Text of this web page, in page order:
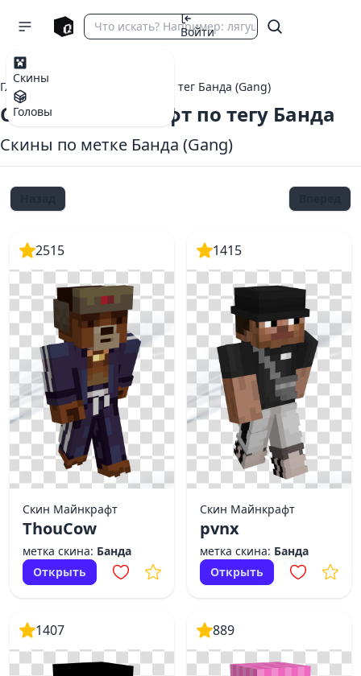
Скины
Головы
Войти
Главная тег Банда (Gang)
Скины Майнкрафт по тегу Банда
Скины по метке Банда (Gang)
2515
Скин Майнкрафт
ThouCow
метка скина: Банда
Открыть
1415
Скин Майнкрафт
pvnx
метка скина: Банда
Открыть
1407 889